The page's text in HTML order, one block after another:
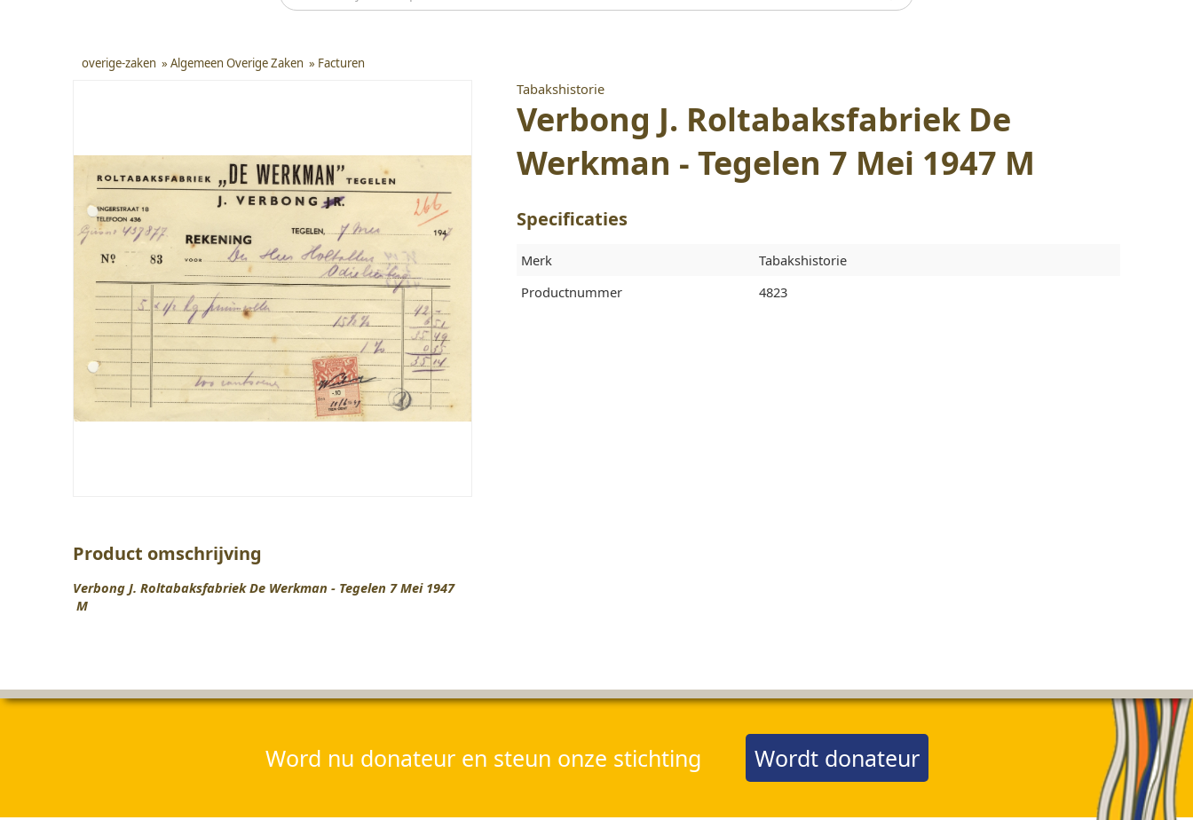
overige-zaken » Algemeen Overige Zaken » Facturen
Product omschrijving
Verbong J. Roltabaksfabriek De Werkman - Tegelen 7 Mei 1947
M
Tabakshistorie
Verbong J. Roltabaksfabriek De
Werkman - Tegelen 7 Mei 1947 M
Specificaties
Merk
Tabakshistorie
Productnummer
4823
Word nu donateur en steun onze stichting Wordt donateur